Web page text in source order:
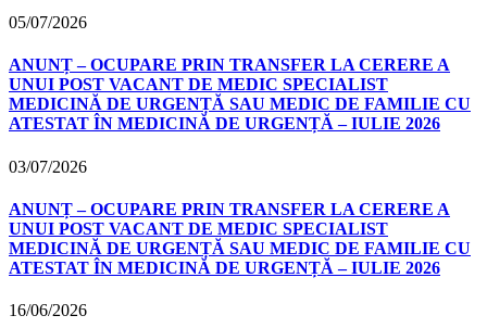
05/07/2026
ANUNȚ – OCUPARE PRIN TRANSFER LA CERERE A
UNUI POST VACANT DE MEDIC SPECIALIST
MEDICINĂ DE URGENȚĂ SAU MEDIC DE FAMILIE CU
ATESTAT ÎN MEDICINĂ DE URGENȚĂ – IULIE 2026
03/07/2026
ANUNȚ – OCUPARE PRIN TRANSFER LA CERERE A
UNUI POST VACANT DE MEDIC SPECIALIST
MEDICINĂ DE URGENȚĂ SAU MEDIC DE FAMILIE CU
ATESTAT ÎN MEDICINĂ DE URGENȚĂ – IULIE 2026
16/06/2026